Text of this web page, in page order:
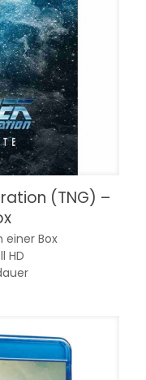
(TNG) –
einer Box
HD